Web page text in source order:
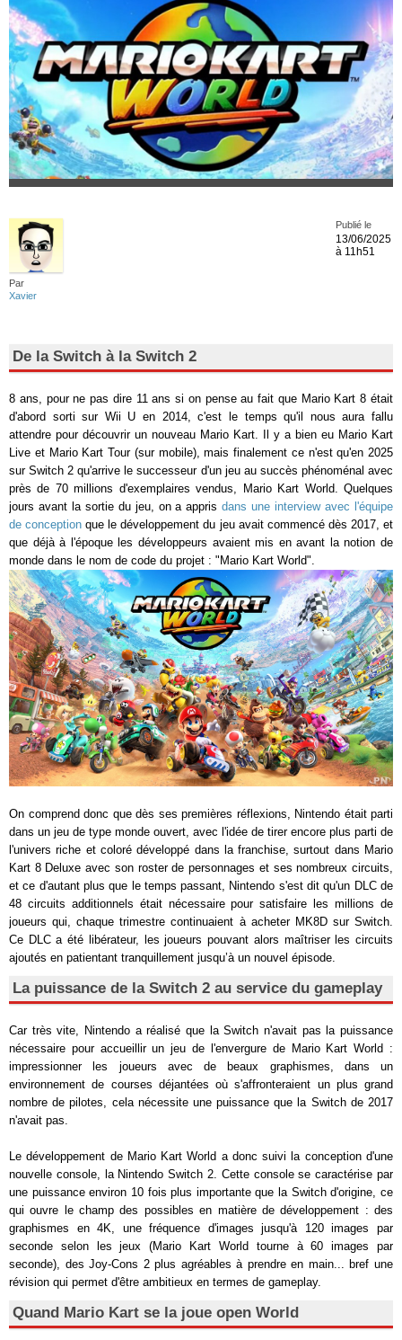
Par
Xavier
Publié le
13/06/2025
à 11h51
De la Switch à la Switch 2
8 ans, pour ne pas dire 11 ans si on pense au fait que Mario Kart 8 était
d'abord sorti sur Wii U en 2014, c'est le temps qu'il nous aura fallu
attendre pour découvrir un nouveau Mario Kart. Il y a bien eu Mario Kart
Live et Mario Kart Tour (sur mobile), mais finalement ce n'est qu'en 2025
sur Switch 2 qu'arrive le successeur d'un jeu au succès phénoménal avec
près de 70 millions d'exemplaires vendus, Mario Kart World. Quelques
jours avant la sortie du jeu, on a apprisdans une interview avec l'équipe
de conception que le développement du jeu avait commencé dès 2017, et
que déjà à l'époque les développeurs avaient mis en avant la notion de
monde dans le nom de code du projet : "Mario Kart World".
On comprend donc que dès ses premières réflexions, Nintendo était parti
dans un jeu de type monde ouvert, avec l'idée de tirer encore plus parti de
l'univers riche et coloré développé dans la franchise, surtout dans Mario
Kart 8 Deluxe avec son roster de personnages et ses nombreux circuits,
et ce d'autant plus que le temps passant, Nintendo s'est dit qu'un DLC de
48 circuits additionnels était nécessaire pour satisfaire les millions de
joueurs qui, chaque trimestre continuaient à acheter MK8D sur Switch.
Ce DLC a été libérateur, les joueurs pouvant alors maîtriser les circuits
ajoutés en patientant tranquillement jusqu’à un nouvel épisode.
La puissance de la Switch 2 au service du gameplay
Car très vite, Nintendo a réalisé que la Switch n'avait pas la puissance
nécessaire pour accueillir un jeu de l'envergure de Mario Kart World :
impressionner les joueurs avec de beaux graphismes, dans un
environnement de courses déjantées où s'affronteraient un plus grand
nombre de pilotes, cela nécessite une puissance que la Switch de 2017
n'avait pas.
Le développement de Mario Kart World a donc suivi la conception d'une
nouvelle console, la Nintendo Switch 2. Cette console se caractérise par
une puissance environ 10 fois plus importante que la Switch d'origine, ce
qui ouvre le champ des possibles en matière de développement : des
graphismes en 4K, une fréquence d'images jusqu'à 120 images par
seconde selon les jeux (Mario Kart World tourne à 60 images par
seconde), des Joy-Cons 2 plus agréables à prendre en main... bref une
révision qui permet d'être ambitieux en termes de gameplay.
Quand Mario Kart se la joue open World